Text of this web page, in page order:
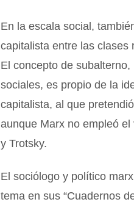
En la escala social,
capitalista entre las clases
El concepto de
sociales, es propio de la
capitalista, al que
aunque Marx no empleó
y Trotsky.
El sociólogo y político
tema en sus “Cuadernos